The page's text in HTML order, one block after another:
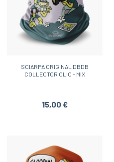
SCIARPA ORIGINAL DBDB
COLLECTOR CLIC - MIX
15,00 €